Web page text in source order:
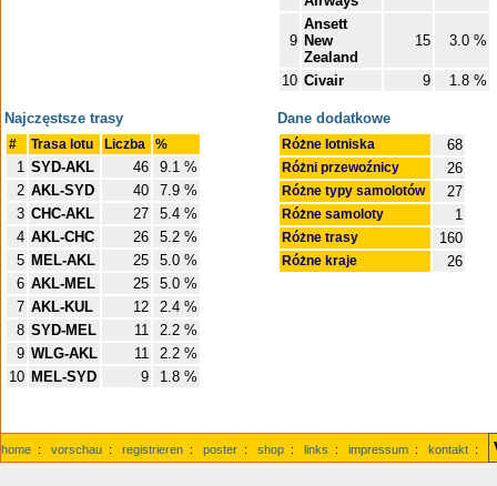
9
Ansett
New
Zealand
15 3.0 %
10 Civair 9 1.8 %
Najczęstsze trasy
# Trasa lotu Liczba %
1 SYD-AKL 46
9.1 %
2 AKL-SYD 40
7.9 %
3 CHC-AKL 27
5.4 %
4 AKL-CHC 26
5.2 %
5 MEL-AKL 25
5.0 %
6 AKL-MEL 25
5.0 %
7 AKL-KUL 12
2.4 %
8 SYD-MEL 11
2.2 %
9 WLG-AKL 11
2.2 %
10 MEL-SYD 9 1.8 %
Dane dodatkowe
Różne lotniska 68
Różni przewoźnicy 26
Różne typy samolotów 27
Różne samoloty 1
Różne trasy 160
Różne kraje 26
home : vorschau : registrieren : poster : shop : links : impressum : kontakt :